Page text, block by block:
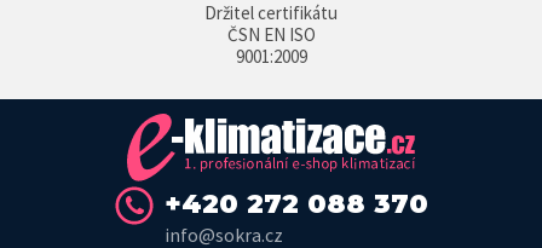
Držitel certifikátu
ČSN EN ISO
9001:2009
+420 272 088 370
info@sokra.cz